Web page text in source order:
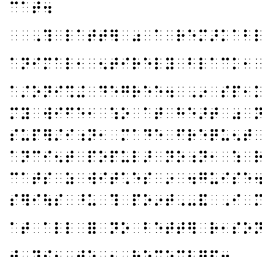
⠉⠁⠞⠲